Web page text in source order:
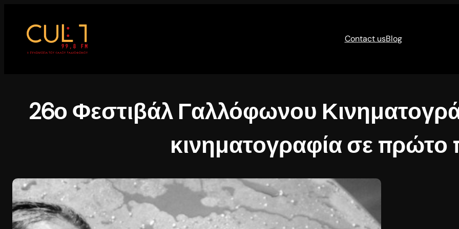
περιεχόμενο
Contact usBlog
26ο Φεστιβάλ Γαλλόφωνου
κινηματογραφία σε πρώτο